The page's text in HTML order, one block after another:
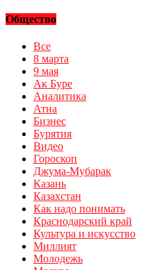
Общество
Все
8 марта
9 мая
Ак Буре
Аналитика
Атна
Бизнес
Бурятия
Видео
Гороскоп
Джума-Мубарак
Казань
Казахстан
Как надо понимать
Краснодарский край
Культура и искусство
Миллият
Молодежь